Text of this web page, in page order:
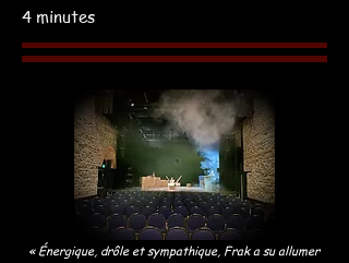
4 minutes
« Énergique, drôle et sympathique, Frak a su allumer